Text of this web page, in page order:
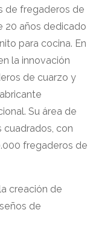
de fregaderos de
20 años dedicado
para cocina. En
la innovación
de cuarzo y
Su área de
con
fregaderos de
creación de
de